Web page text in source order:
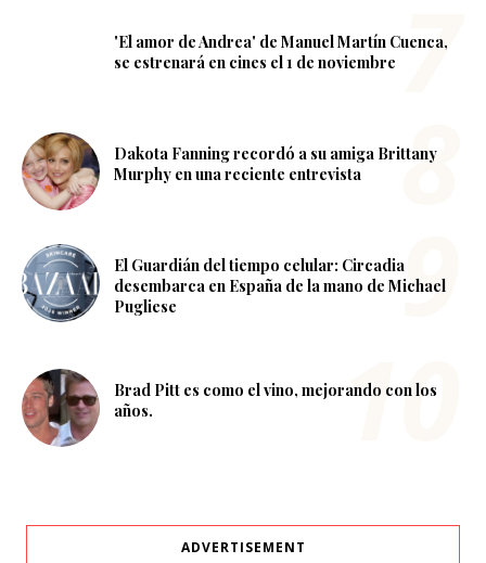
'El amor de Andrea' de Manuel Martín Cuenca,
se estrenará en cines el 1 de noviembre
Dakota Fanning recordó a su amiga Brittany
Murphy en una reciente entrevista
El Guardián del tiempo celular: Circadia
desembarca en España de la mano de Michael
Pugliese
Brad Pitt es como el vino, mejorando con los
años.
ADVERTISEMENT